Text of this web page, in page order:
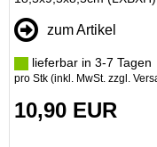
zum Artikel
lieferbar in 3-7 Tagen
pro Stk (inkl. MwSt. zzgl.
10,90 EUR